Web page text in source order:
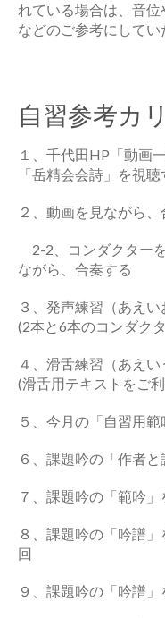
れている場合は、音
などのご参考にしてい
自習参考カ
１、千代田HP「動画
「岳精会会詩」を視聴
２、動画を見ながら、
2-2、コンダクター
ながら、合奏する
３、発声練習（あえい
(2本と6本のコンダク
４、滑舌練習（あえい
(滑舌用テキストをご
５、今月の「自習用
６、課題吟の「作者と
７、課題吟の「範吟」
８、課題吟の「吟譜
回
９、課題吟の「吟譜